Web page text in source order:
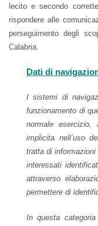
lecito e secondo
rispondere alle
perseguimento degli
Calabria.
Dati di
I sistemi di
funzionamento di
normale
implicita nell’uso
tratta di
interessati
attraverso
permettere di
In questa